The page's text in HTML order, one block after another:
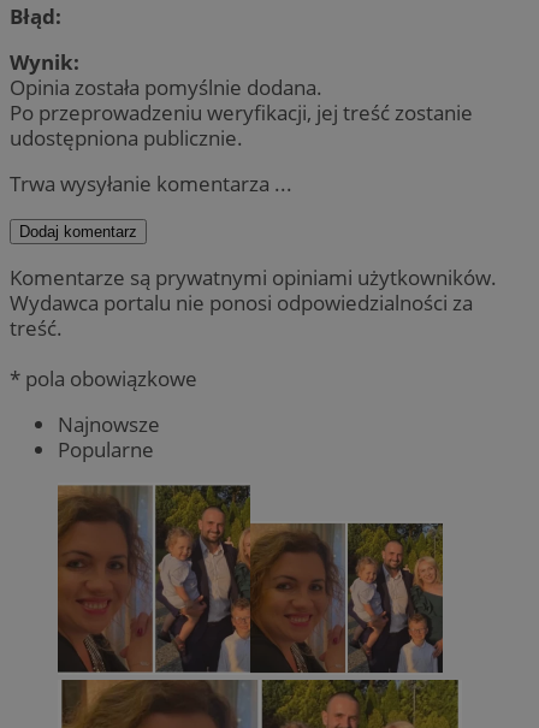
Błąd:
Wynik:
Opinia została pomyślnie dodana.
Po przeprowadzeniu weryfikacji, jej treść zostanie
udostępniona publicznie.
Trwa wysyłanie komentarza ...
Dodaj komentarz
Komentarze są prywatnymi opiniami użytkowników.
Wydawca portalu nie ponosi odpowiedzialności za
treść.
* pola obowiązkowe
Najnowsze
Popularne